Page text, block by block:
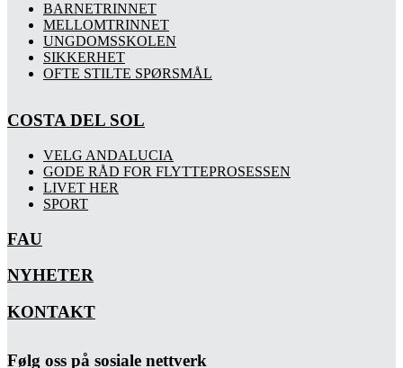
BARNETRINNET
MELLOMTRINNET
UNGDOMSSKOLEN
SIKKERHET
OFTE STILTE SPØRSMÅL
COSTA DEL SOL
VELG ANDALUCIA
GODE RÅD FOR FLYTTEPROSESSEN
LIVET HER
SPORT
FAU
NYHETER
KONTAKT
Følg oss på sosiale nettverk